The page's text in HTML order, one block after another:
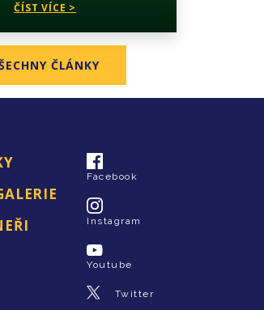
ČÍST VÍCE >
ČLÁNKY
Facebook
Instagram
Youtube
Twitter